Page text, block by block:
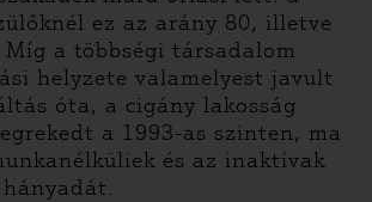
ez az arány 80, illetve
Míg a többségi társadalom
helyzete valamelyest javult
óta, a cigány lakosság
a 1993-as szinten, ma
és az inaktívak